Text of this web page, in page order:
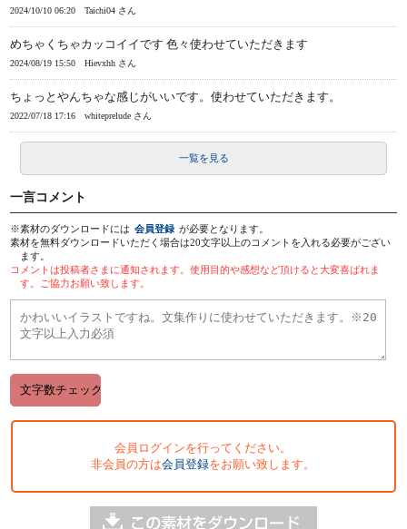
2024/10/10 06:20 Taichi04 さん
めちゃくちゃカッコイイです 色々使わせていただきます
2024/08/19 15:50 Hievxhh さん
ちょっとやんちゃな感じがいいです。使わせていただきます。
2022/07/18 17:16 whiteprelude さん
一覧を見る
一言コメント
※素材のダウンロードには 会員登録 が必要となります。
素材を無料ダウンロードいただく場合は20文字以上のコメントを入れる必要がござい
ます。
コメントは投稿者さまに通知されます。使用目的や感想など頂けると大変喜ばれま
す。ご協力お願い致します。
会員ログインを行ってください。
非会員の方は会員登録をお願い致します。